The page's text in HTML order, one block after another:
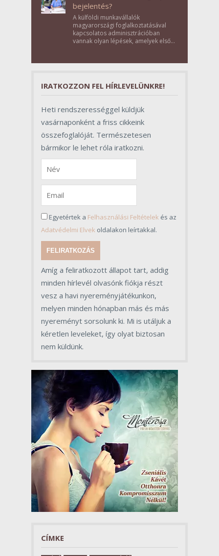
bejelentés?
A külföldi munkavállalók
magyarországi foglalkoztatásával
kapcsolatos adminisztrációban
vannak olyan lépések, amelyek első
szerepet töltenek be az egész
IRATKOZZON FEL HÍRLEVELÜNKRE!
Heti rendszerességgel küldjük
vasárnaponként a friss cikkeink
összefoglalóját. Természetesen
bármikor le lehet róla iratkozni.
Egyetértek a Felhasználási Feltételek és az
Adatvédelmi Elvek oldalakon leírtakkal.
FELIRATKOZÁS
Amíg a feliratkozott állapot tart, addig
minden hírlevél olvasónk fiókja részt
vesz a havi nyereményjátékunkon,
melyen minden hónapban más és más
nyereményt sorsolunk ki. Mi is utáljuk a
kéretlen leveleket, így olyat biztosan
nem küldünk.
CÍMKE